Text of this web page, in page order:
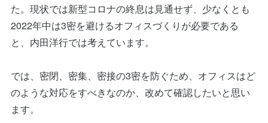
た。現状では新型コロナの終息は見通せず、少なくとも
2022年中は3密を避けるオフィスづくりが必要である
と、内田洋行では考えています。
では、密閉、密集、密接の3密を防ぐため、オフィスはど
のような対応をすべきなのか、改めて確認したいと思い
ます。